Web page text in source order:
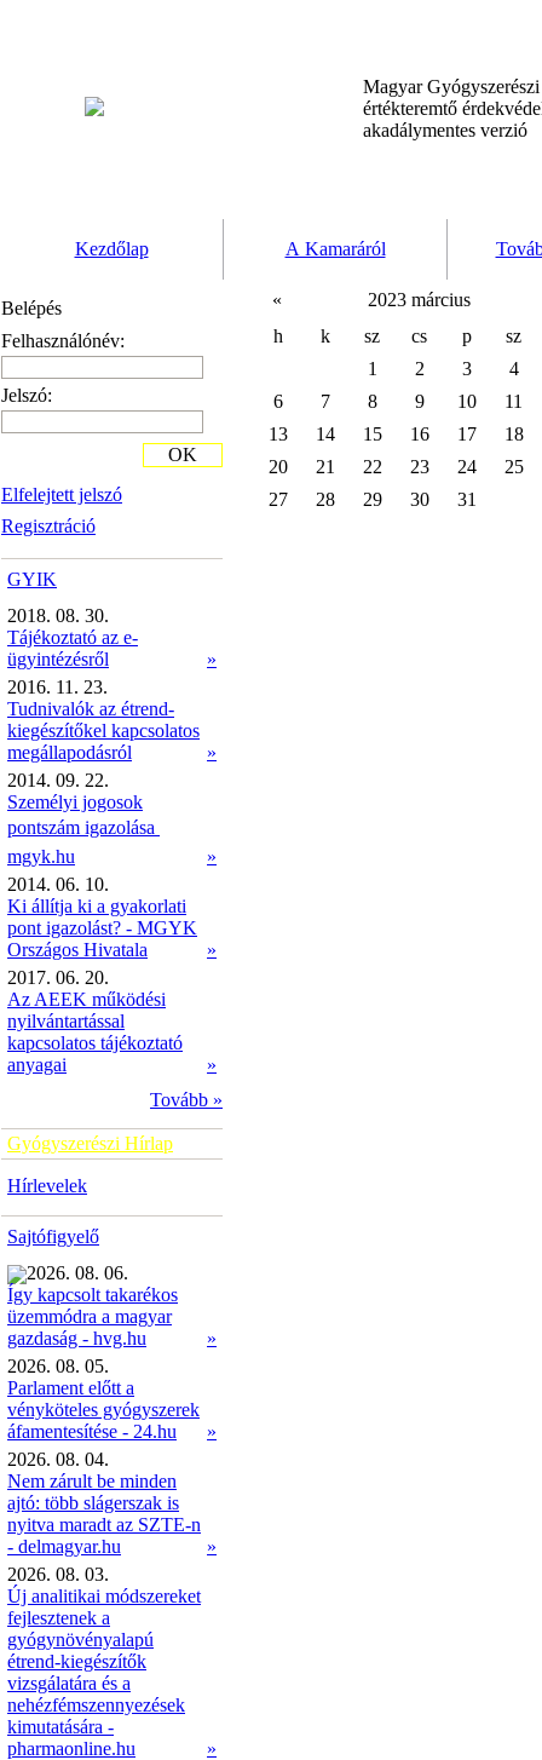
Magyar
értékteremtő
akadálymentes verzió
Kezdőlap A Kamaráról
Belépés
Felhasználónév:
Jelszó:
Elfelejtett jelszó
Regisztráció
OK
GYIK
2018. 08. 30.
Tájékoztató az e-
ügyintézésről
»
2016. 11. 23.
Tudnivalók az étrend-
kiegészítőkel kapcsolatos
megállapodásról
»
2014. 09. 22.
Személyi jogosok
pontszám igazolása 
mgyk.hu
»
2014. 06. 10.
Ki állítja ki a gyakorlati
pont igazolást? - MGYK
Országos Hivatala
»
2017. 06. 20.
Az AEEK működési
nyilvántartással
kapcsolatos tájékoztató
anyagai
»
Tovább »
Gyógyszerészi Hírlap
Hírlevelek
Sajtófigyelő
2026. 08. 06.
Így kapcsolt takarékos
üzemmódra a magyar
gazdaság - hvg.hu
»
2026. 08. 05.
Parlament előtt a
vényköteles gyógyszerek
áfamentesítése - 24.hu
»
2026. 08. 04.
Nem zárult be minden
ajtó: több slágerszak is
nyitva maradt az SZTE-n
- delmagyar.hu
»
2026. 08. 03.
Új analitikai módszereket
fejlesztenek a
gyógynövényalapú
étrend-kiegészítők
vizsgálatára és a
nehézfémszennyezések
kimutatására -
pharmaonline.hu
»
«
2023 március
h
k sz cs p
sz
1
2 3
4
6
7 8 9 10
11
13
14 15 16 17
18
20
21 22 23 24
25
27
28 29 30 31